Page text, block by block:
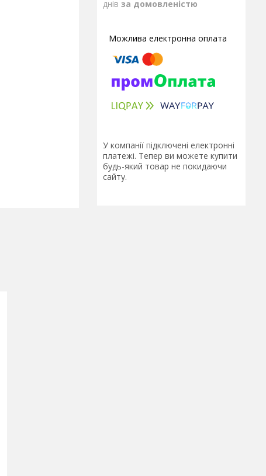
днів за домовленістю
У компанії підключені електронні
платежі. Тепер ви можете купити
будь-який товар не покидаючи
сайту.